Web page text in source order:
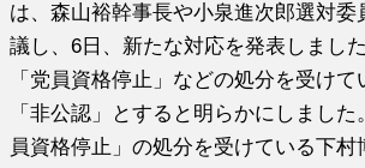
は、森山裕幹事長や小泉進次郎選対委
議し、6日、新たな対応を発表しまし
「党員資格停止」などの処分を受け
「非公認」とすると明らかにしまし
員資格停止」の処分を受けている下村